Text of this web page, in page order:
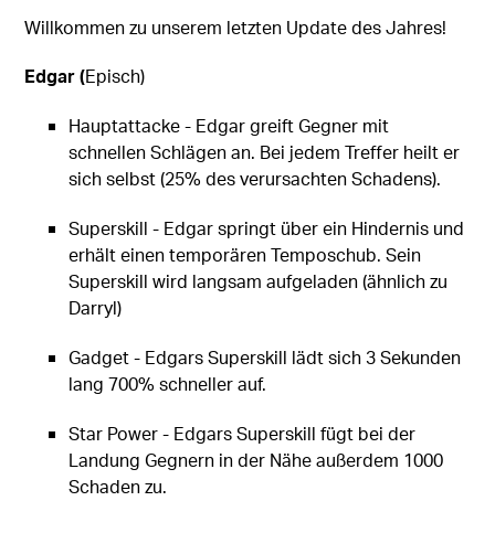
Willkommen zu unserem letzten Update des Jahres!
Edgar (Episch)
Hauptattacke - Edgar greift Gegner mit
schnellen Schlägen an. Bei jedem Treffer heilt er
sich selbst (25% des verursachten Schadens).
Superskill - Edgar springt über ein Hindernis und
erhält einen temporären Temposchub. Sein
Superskill wird langsam aufgeladen (ähnlich zu
Darryl)
Gadget - Edgars Superskill lädt sich 3 Sekunden
lang 700% schneller auf.
Star Power - Edgars Superskill fügt bei der
Landung Gegnern in der Nähe außerdem 1000
Schaden zu.